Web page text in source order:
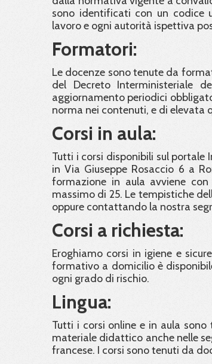
sono identificati con un codice
lavoro e ogni autorità ispettiva
Formatori:
Le docenze sono tenute da
del Decreto Interministeriale
aggiornamento periodici
norma nei contenuti, e di elevata
Corsi in aula:
Tutti i corsi disponibili sul portale
in Via Giuseppe Rosaccio 6 a
formazione in aula avviene
massimo di 25. Le tempistiche
oppure contattando la nostra
Corsi a richiesta:
Eroghiamo corsi in igiene e
formativo a domicilio è
ogni grado di rischio.
Lingua:
Tutti i corsi online e in aula
materiale didattico anche nelle
francese. I corsi sono tenuti da